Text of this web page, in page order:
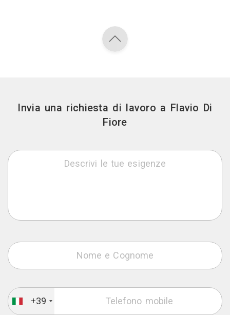
Invia una richiesta di lavoro a Flavio Di
Fiore
+39